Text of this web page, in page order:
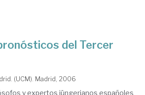
del Tercer
(UCM). Madrid, 2006
y expertos jüngerianos españoles